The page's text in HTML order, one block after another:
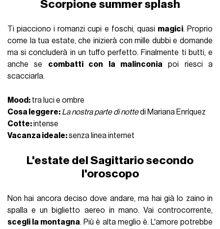
Scorpione summer splash
Ti piacciono i romanzi cupi e foschi, quasi magici. Proprio
come la tua estate, che inizierà con mille dubbi e domande
ma si concluderà in un tuffo perfetto. Finalmente ti butti, e
anche se combatti con la malinconia poi riesci a
scacciarla.
Mood: tra luci e ombre
Cosa leggere: La nostra parte di nottedi Mariana Enríquez
Cotte:intense
Vacanza ideale:senza linea internet
L'estate del Sagittario secondo
l'oroscopo
Non hai ancora deciso dove andare, ma hai già lo zaino in
spalla e un biglietto aereo in mano. Vai controcorrente,
scegli la montagna. Più è alta meglio è. L'amore potrebbe